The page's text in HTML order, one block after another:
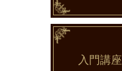
入門講座